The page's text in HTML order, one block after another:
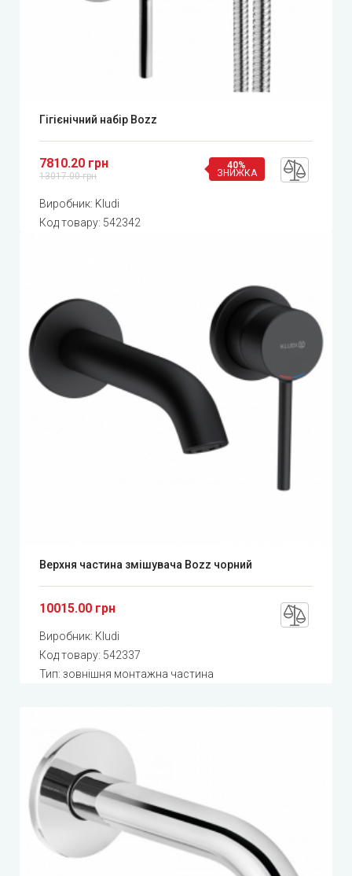
Гігієнічний набір Bozz
7810.20 грн
13017.00 грн
40%
ЗНИЖКА
Виробник: Kludi
Код товару: 542342
Верхня частина змішувача Bozz чорний
10015.00 грн
Виробник: Kludi
Код товару: 542337
Тип: зовнішня монтажна частина